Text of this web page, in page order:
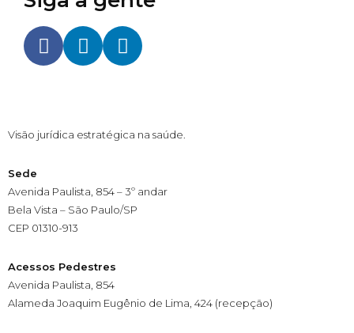
Visão jurídica estratégica na saúde.
Sede
Avenida Paulista, 854 – 3º andar
Bela Vista – São Paulo/SP
CEP 01310-913
Acessos Pedestres
Avenida Paulista, 854
Alameda Joaquim Eugênio de Lima, 424 (recepção)